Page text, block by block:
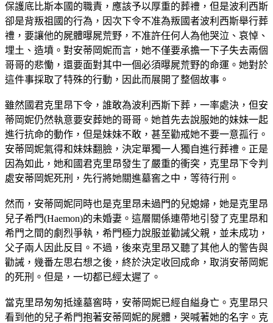
保護底比斯本國的職責，應該予以厚重的葬禮，但是波利西斯
卻是背叛祖國的行為，因次下令不准為叛國者波利西斯舉行葬
禮，要讓他的屍體曝屍荒野，不准許任何人為他哭泣、哀悼、
埋土、造墳。對安蒂岡妮而言，她不僅要承擔一下子失去兩個
哥哥的悲慟，還要面對其中一個必須曝屍荒野的命運。她對於
這件事採取了特殊的行動，因此而展開了整個故事。
雖然國君克里昂下令，誰敢為波利西斯下葬，一率處決，但安
蒂岡妮仍然執意要安葬她的哥哥。她首先去說服她的妹妹一起
進行抗命的動作，但是妹妹不敢，甚至勸戒她不要一意孤行。
安蒂岡妮氣得和妹妹翻臉，決定單獨一人獨自進行葬禮。正是
因為如此，她和國君克里昂發生了嚴重的衝突，克里昂下令判
處安蒂岡妮死刑，先行將她關進墓窖之中，等待行刑。
然而，安蒂岡妮同時也是克里昂未過門的兒媳婦，她是克里昂
兒子希門(Haemon)的未婚妻。這層關係連帶地引發了克里昂和
希門之間的劇烈爭執，希門極力說服並勸誡父親，並未成功，
父子兩人因此反目。不過，後來克里昂又聽了其他人的警告與
勸誡，幾番左思右想之後，終於決定收回成命，取消安蒂岡妮
的死刑。但是，一切都已經太遲了。
當克里昂匆匆抵達墓窖時，安蒂岡妮已經自縊身亡。克里昂只
看到他的兒子希門抱著安蒂岡妮的屍體，哭喊著她的名字。克